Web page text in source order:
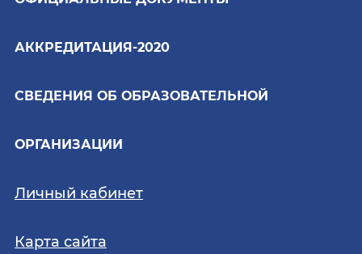
АККРЕДИТАЦИЯ-2020
СВЕДЕНИЯ ОБ ОБРАЗОВАТЕЛЬНОЙ
ОРГАНИЗАЦИИ
Личный кабинет
Карта сайта